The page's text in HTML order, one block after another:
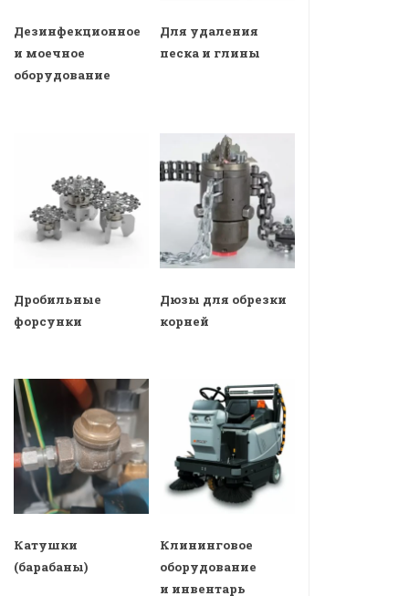
Дезинфекционное
и моечное
оборудование
Для удаления
песка и глины
Дробильные
форсунки
Дюзы для обрезки
корней
Катушки
(барабаны)
Клининговое
оборудование
и инвентарь